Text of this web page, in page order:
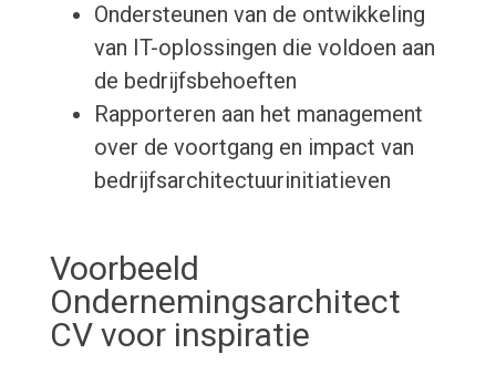
Ondersteunen van de ontwikkeling
van IT-oplossingen die voldoen aan
de bedrijfsbehoeften
Rapporteren aan het management
over de voortgang en impact van
bedrijfsarchitectuurinitiatieven
Voorbeeld
Ondernemingsarchitect
CV voor inspiratie